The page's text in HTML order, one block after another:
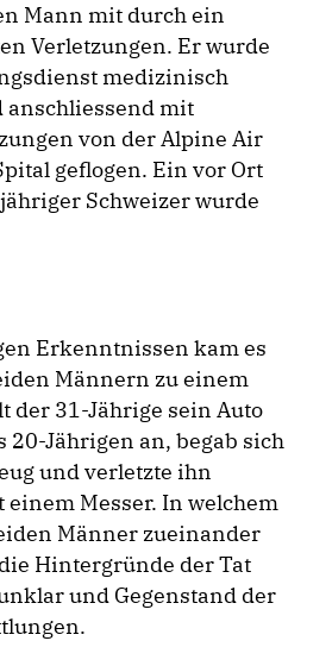
Mann mit durch ein
Verletzungen. Er wurde
medizinisch
anschliessend mit
von der Alpine Air
geflogen. Ein vor Ort
Schweizer wurde
Erkenntnissen kam es
Männern zu einem
der 31-Jährige sein Auto
20-Jährigen an, begab sich
und verletzte ihn
Messer. In welchem
Männer zueinander
Hintergründe der Tat
und Gegenstand der